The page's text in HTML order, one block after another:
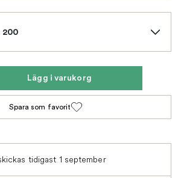
200
Lägg i varukorg
Spara som favorit
tidigast 1 september